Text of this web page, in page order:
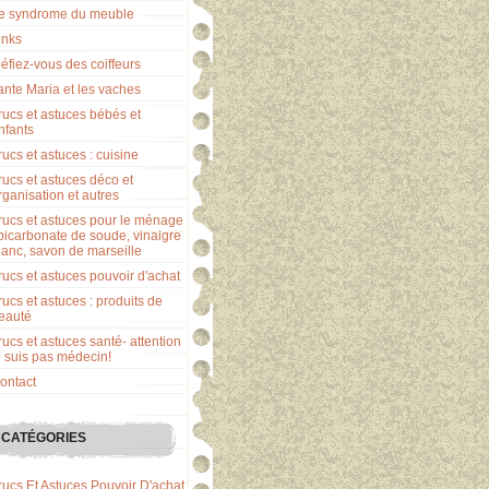
syndrome du meuble
vous des coiffeurs
Maria et les vaches
et astuces bébés et
et astuces : cuisine
et astuces déco et
et autres
et astuces pour le ménage
de soude, vinaigre
savon de marseille
et astuces pouvoir d'achat
et astuces : produits de
et astuces santé- attention
suis pas médecin!
CATÉGORIES
Et Astuces Pouvoir D'achat